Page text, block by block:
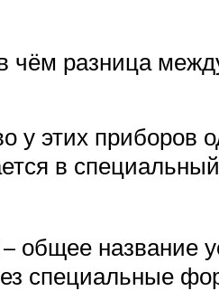
чём разница
у этих приборов
в
– общее название
специальные